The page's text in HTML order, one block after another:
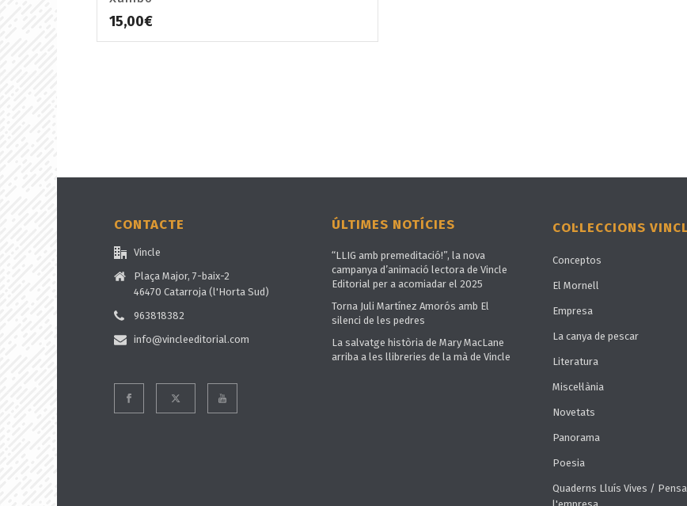
15,00€
CONTACTE
Vincle
Plaça Major, 7-baix-2
46470 Catarroja (l'Horta Sud)
963818382
info@vincleeditorial.com
ÚLTIMES NOTÍCIES
“LLIG amb premeditació!”, la nova
campanya d’animació lectora de Vincle
Editorial per a acomiadar el 2025
Torna Juli Martínez Amorós amb El
silenci de les pedres
La salvatge història de Mary MacLane
arriba a les llibreries de la mà de Vincle
COL·LECCIONS
Conceptos
El Mornell
Empresa
La canya de pescar
Literatura
Miscel·lània
Novetats
Panorama
Poesia
Quaderns Lluís Vives /